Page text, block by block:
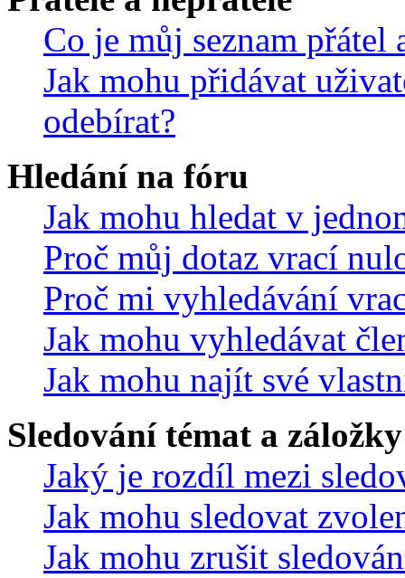
Co je můj seznam přátel
Jak mohu přidávat
odebírat?
Hledání na fóru
Jak mohu hledat v
Proč můj dotaz vrací
Proč mi vyhledávání
Jak mohu vyhledávat
Jak mohu najít své
Sledování témat a záložky
Jaký je rozdíl mezi
Jak mohu sledovat
Jak mohu zrušit